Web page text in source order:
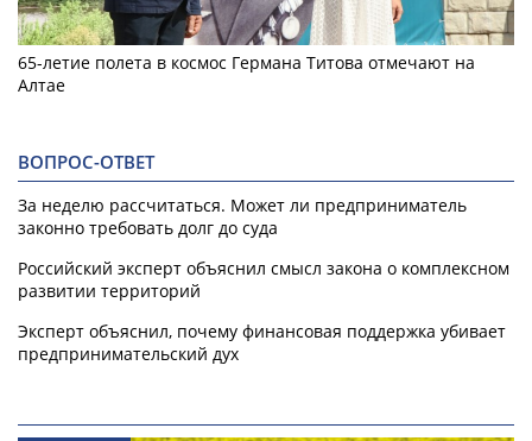
65-летие полета в космос Германа Титова отмечают на
Алтае
ВОПРОС-ОТВЕТ
За неделю рассчитаться. Может ли предприниматель
законно требовать долг до суда
Российский эксперт объяснил смысл закона о комплексном
развитии территорий
Эксперт объяснил, почему финансовая поддержка убивает
предпринимательский дух